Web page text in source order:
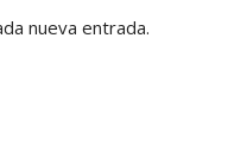
nueva entrada.